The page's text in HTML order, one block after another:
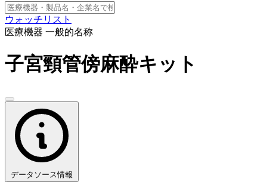
ウォッチリスト
医療機器 一般的名称
子宮頸管傍麻酔キット
データソース情報